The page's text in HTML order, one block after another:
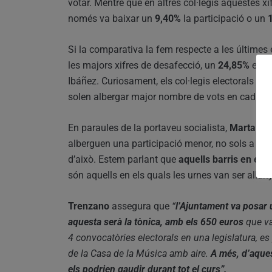
votar. Mentre que en altres col·legis aquestes
només va baixar un 9,40% la participació o un
Si la comparativa la fem respecte a les
les majors xifres de desafecció, un 24,85% en
Ibáñez. Curiosament, els col·legis electorals
solen albergar major nombre de vots en cada
En paraules de la portaveu socialista, Marta
alberguen una participació menor, no sols a
d’això. Estem parlant que aquells barris en els
són aquells en els quals les urnes van ser
Trenzano assegura que “l’Ajuntament va
aquesta serà la tònica, amb els 650 euros que
4 convocatòries electorals en una legislatura,
de la Casa de la Música amb aire. A més,
els podrien gaudir durant tot el curs”.